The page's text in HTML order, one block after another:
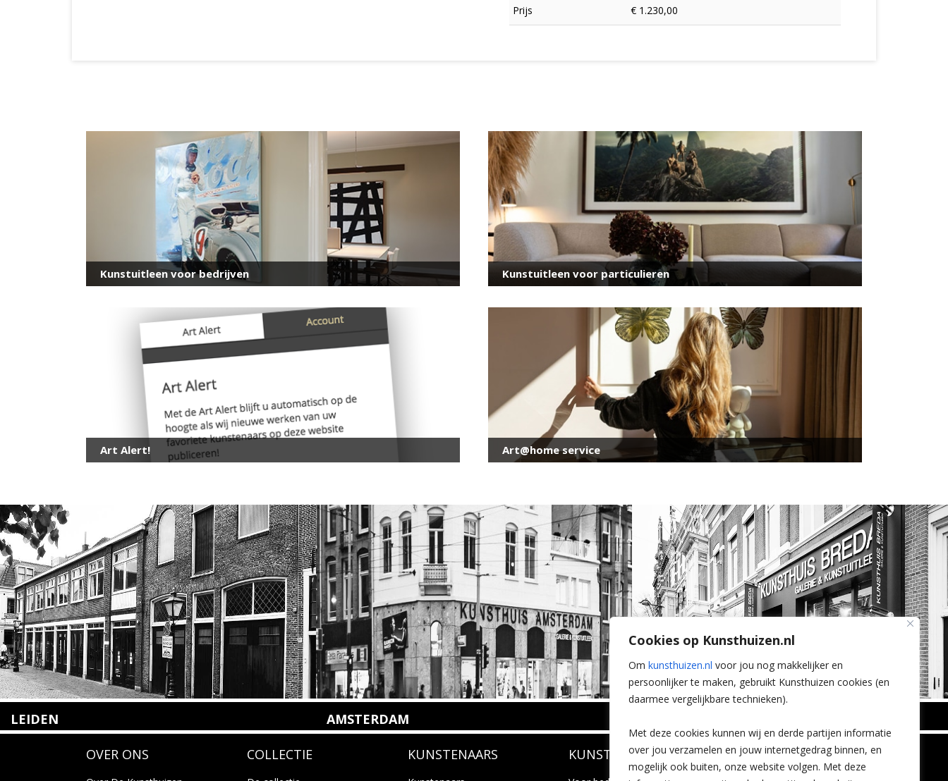
Cookies op Kunsthuizen.nl
Om kunsthuizen.nl voor jou nog makkelijker en
persoonlijker te maken, gebruikt Kunsthuizen cookies (en
daarmee vergelijkbare technieken).
Met deze cookies kunnen wij en derde partijen informatie
over jou verzamelen en jouw internetgedrag binnen, en
mogelijk ook buiten, onze website volgen. Met deze
Prijs € 1.230,00
Kunstuitleen voor bedrijven Kunstuitleen voor particulieren
Art Alert! Art@home service
LEIDEN AMSTERDAM
1075 VX Amsterdam
Wilhelminastraat 11
4818 SB Breda
+31 (0)76 5221309
OVER ONS COLLECTIE KUNSTENAARS KUNSTUITLEEN CONTACT
Meld je aan
voor onze nieuwsbrief
E-
mailadres